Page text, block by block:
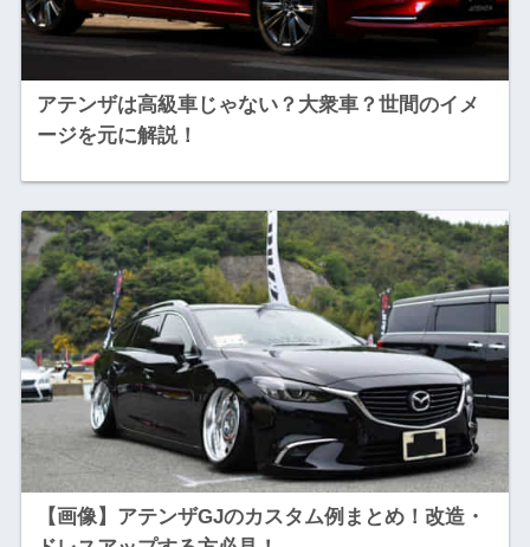
アテンザは高級車じゃない？大衆車？世間のイメ
ージを元に解説！
【画像】アテンザGJのカスタム例まとめ！改造・